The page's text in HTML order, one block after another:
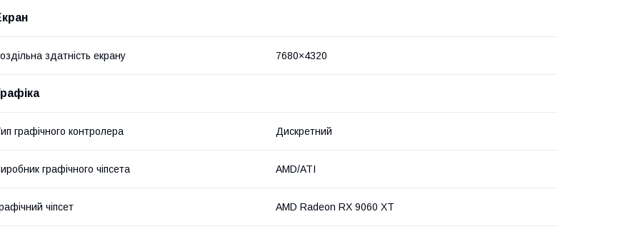
здатність екрану 7680×4320
графічного контролера Дискретний
графічного чіпсета AMD/ATI
чіпсет AMD Radeon RX 9060 XT